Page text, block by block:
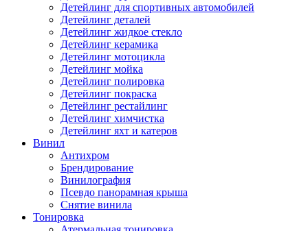
Детейлинг для спортивных автомобилей
Детейлинг деталей
Детейлинг жидкое стекло
Детейлинг керамика
Детейлинг мотоцикла
Детейлинг мойка
Детейлинг полировка
Детейлинг покраска
Детейлинг рестайлинг
Детейлинг химчистка
Детейлинг яхт и катеров
Винил
Антихром
Брендирование
Винилография
Псевдо панорамная крыша
Снятие винила
Тонировка